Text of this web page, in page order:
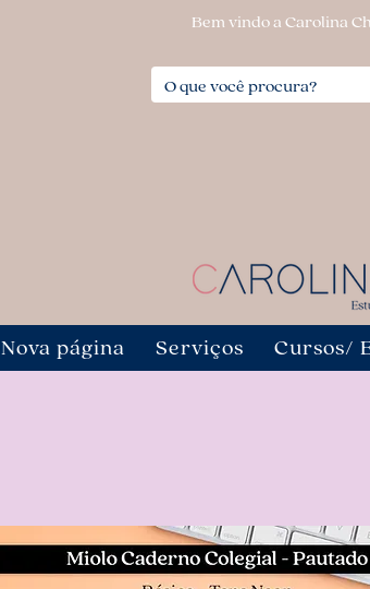
Bem vindo a Carolina
Nova página Serviços Cursos/